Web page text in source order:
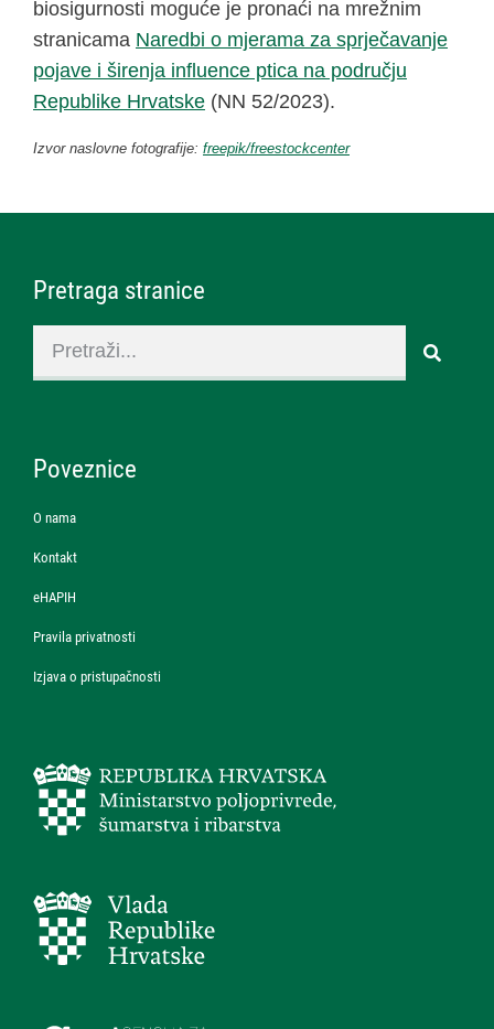
biosigurnosti moguće je pronaći na mrežnim
stranicama Naredbi o mjerama za sprječavanje
pojave i širenja influence ptica na području
Republike Hrvatske (NN 52/2023).
Izvor naslovne fotografije: freepik/freestockcenter
Pretraga stranice
Poveznice
O nama
Kontakt
eHAPIH
Pravila privatnosti
Izjava o pristupačnosti